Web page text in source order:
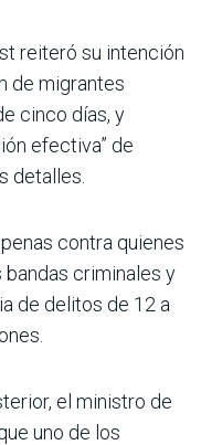
reiteró su intención
de migrantes
cinco días, y
efectiva” de
detalles.
contra quienes
criminales y
de delitos de 12 a
el ministro de
uno de los